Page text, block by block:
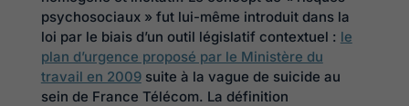
psychosociaux » fut lui-même introduit dans la
loi par le biais d’un outil législatif contextuel : le
plan d’urgence proposé par le Ministère du
travail en 2009suite à la vague de suicide au
sein de France Télécom. La définition